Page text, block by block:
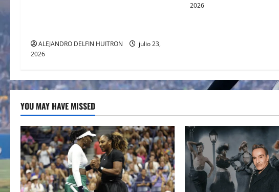
ALEJANDRO DELFIN HUITRON
julio 23,
2026
2026
YOU MAY HAVE MISSED